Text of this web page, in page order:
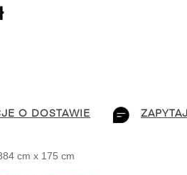
O DOSTAWIE
cm x 175 cm